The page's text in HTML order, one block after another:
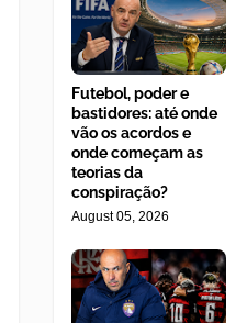
Futebol, poder e
bastidores: até onde
vão os acordos e
onde começam as
teorias da
conspiração?
August 05, 2026